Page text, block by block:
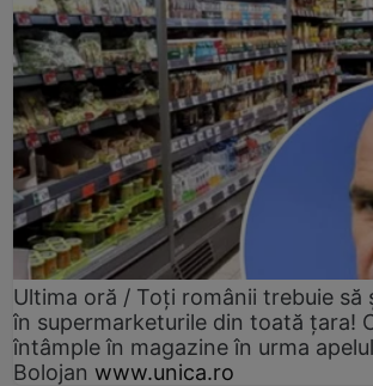
Ultima oră / Toți românii trebuie să
în supermarketurile din toată țara!
întâmple în magazine în urma
Bolojan www.unica.ro